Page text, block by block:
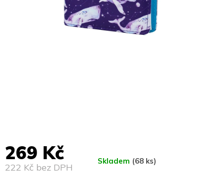
269 Kč
222 Kč bez DPH
Skladem (68 ks)